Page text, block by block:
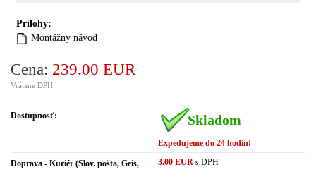
Prílohy:
Montážny návod
Cena: 239.00 EUR
Vrátane DPH
Dostupnosť: Skladom
Expedujeme do 24 hodín!
Doprava - Kuriér (Slov. pošta, Geis, 3.00 EUR s DPH